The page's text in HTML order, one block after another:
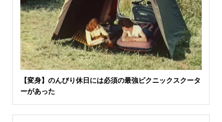
【変身】のんびり休日には必須の最強ピクニックスクータ
ーがあった